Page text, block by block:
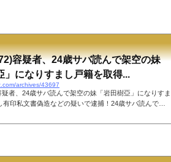
容疑者、24歳サバ読んで架空の妹
」になりすまし戸籍を取得...
archives/43697
者、24歳サバ読んで架空の妹「岩田樹亞」になりすま
有印私文書偽造などの疑いで逮捕！24歳サバ読んで存
の吉野幸彦を有印私文書偽造などの疑いで逮捕、その
。22日、都内の警察署で車に乗せられる容疑者の姿を